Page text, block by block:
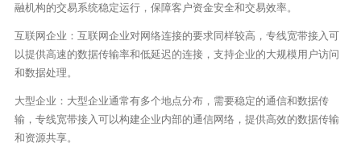
融机构的交易系统稳定运行，保障客户资金安全和交易效率。
互联网企业：互联网企业对网络连接的要求同样较高，专线宽带接入可
以提供高速的数据传输率和低延迟的连接，支持企业的大规模用户访问
和数据处理。
大型企业：大型企业通常有多个地点分布，需要稳定的通信和数据传
输，专线宽带接入可以构建企业内部的通信网络，提供高效的数据传输
和资源共享。